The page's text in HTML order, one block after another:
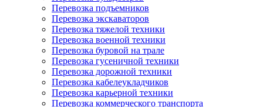
Перевозка подъемников
Перевозка экскаваторов
Перевозка тяжелой техники
Перевозка военной техники
Перевозка буровой на трале
Перевозка гусеничной техники
Перевозка дорожной техники
Перевозка кабелеукладчиков
Перевозка карьерной техники
Перевозка коммерческого транспорта